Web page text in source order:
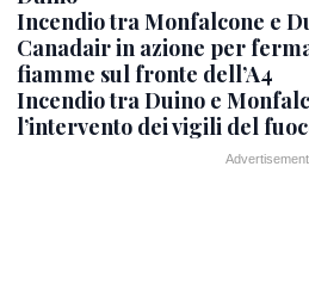
Incendio tra Monfalcone e
Canadair in azione per
fiamme sul fronte dell’A4
Incendio tra Duino e
l’intervento dei vigili del